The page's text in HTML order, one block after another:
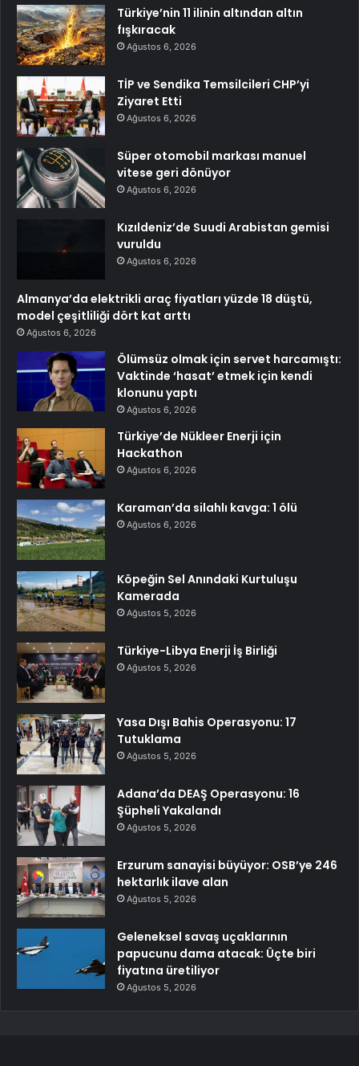
Türkiye’nin 11 ilinin altından altın
fışkıracak
Ağustos 6, 2026
TİP ve Sendika Temsilcileri CHP’yi
Ziyaret Etti
Ağustos 6, 2026
Süper otomobil markası manuel
vitese geri dönüyor
Ağustos 6, 2026
Kızıldeniz’de Suudi Arabistan gemisi
vuruldu
Ağustos 6, 2026
Almanya’da elektrikli araç fiyatları yüzde 18 düştü,
model çeşitliliği dört kat arttı
Ağustos 6, 2026
Ölümsüz olmak için servet harcamıştı:
Vaktinde ‘hasat’ etmek için kendi
klonunu yaptı
Ağustos 6, 2026
Türkiye’de Nükleer Enerji için
Hackathon
Ağustos 6, 2026
Karaman’da silahlı kavga: 1 ölü
Ağustos 6, 2026
Köpeğin Sel Anındaki Kurtuluşu
Kamerada
Ağustos 5, 2026
Türkiye-Libya Enerji İş Birliği
Ağustos 5, 2026
Yasa Dışı Bahis Operasyonu: 17
Tutuklama
Ağustos 5, 2026
Adana’da DEAŞ Operasyonu: 16
Şüpheli Yakalandı
Ağustos 5, 2026
Erzurum sanayisi büyüyor: OSB’ye 246
hektarlık ilave alan
Ağustos 5, 2026
Geleneksel savaş uçaklarının
papucunu dama atacak: Üçte biri
fiyatına üretiliyor
Ağustos 5, 2026